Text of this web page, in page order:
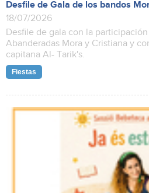
Desfile de Gala de los bandos
18/07/2026
Desfile de gala con la
Abanderadas Mora y Cristiana y
capitana Al- Tarik's.
Fiestas